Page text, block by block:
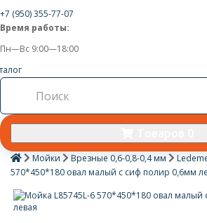
+7 (950) 355-77-07
Время работы:
Пн—Вс 9:00—18:00
Мойки Врезные 0,6-0,8-0,4 мм
570*450*180 овал малый с сиф полир 0,6мм